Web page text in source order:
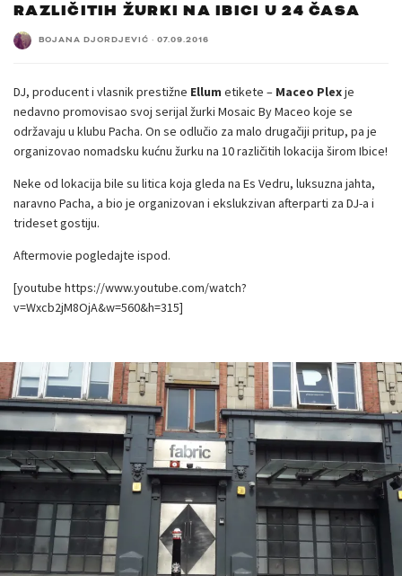
RAZLIČITIH ŽURKI NA IBICI U 24 ČASA
BOJANA DJORDJEVIĆ · 07.09.2016
DJ, producent i vlasnik prestižne Ellum etikete – Maceo Plexje
nedavno promovisao svoj serijal žurki Mosaic By Maceo koje se
održavaju u klubu Pacha. On se odlučio za malo drugačiji pritup, pa je
organizovao nomadsku kućnu žurku na 10 različitih lokacija širom Ibice!
Neke od lokacija bile su litica koja gleda na Es Vedru, luksuzna jahta,
naravno Pacha, a bio je organizovan i ekslukzivan afterparti za DJ-a i
trideset gostiju.
Aftermovie pogledajte ispod.
[youtube https://www.youtube.com/watch?
v=Wxcb2jM8OjA&w=560&h=315]